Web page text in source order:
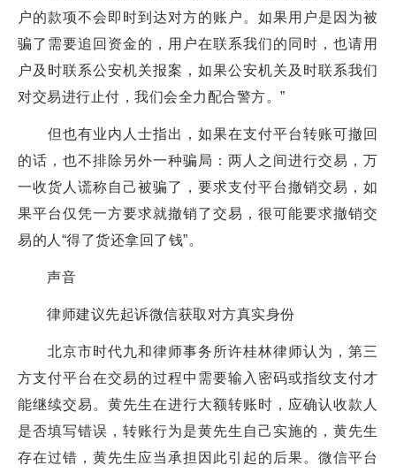
户的款项不会即时到达对方的账户。如果用户是因为被
骗了需要追回资金的，用户在联系我们的同时，也请用
户及时联系公安机关报案，如果公安机关及时联系我们
对交易进行止付，我们会全力配合警方。”
但也有业内人士指出，如果在支付平台转账可撤回
的话，也不排除另外一种骗局：两人之间进行交易，万
一收货人谎称自己被骗了，要求支付平台撤销交易，如
果平台仅凭一方要求就撤销了交易，很可能要求撤销交
易的人“得了货还拿回了钱”。
声音
律师建议先起诉微信获取对方真实身份
北京市时代九和律师事务所许桂林律师认为，第三
方支付平台在交易的过程中需要输入密码或指纹支付才
能继续交易。黄先生在进行大额转账时，应确认收款人
是否填写错误，转账行为是黄先生自己实施的，黄先生
存在过错，黄先生应当承担因此引起的后果。微信平台